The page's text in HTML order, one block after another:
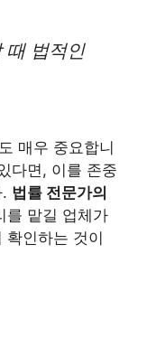
때 법적인
매우 중요합니
다면, 이를 존중
법률 전문가의
를 맡길 업체가
확인하는 것이